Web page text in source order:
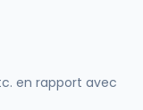
en rapport avec